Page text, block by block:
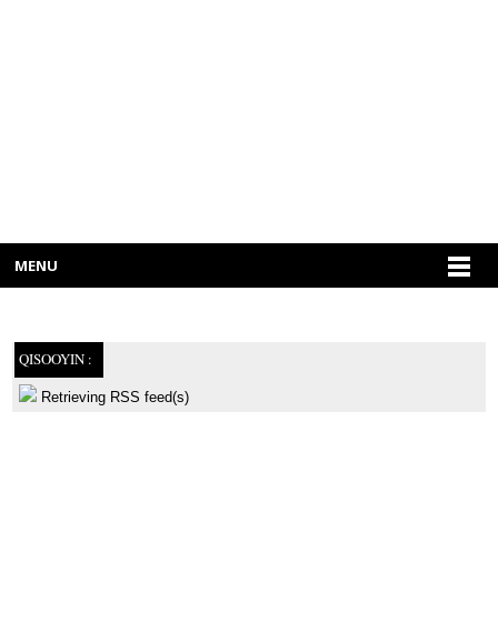
MENU
QISOOYIN :
Retrieving RSS feed(s)